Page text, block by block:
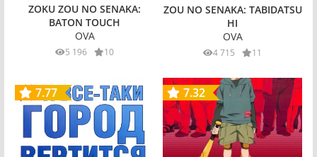
ZOKU ZOU NO SENAKA:
BATON TOUCH
OVA
5 196 10
ZOU NO SENAKA: TABIDATSU
HI
OVA
4 715 11
7.77 7.32